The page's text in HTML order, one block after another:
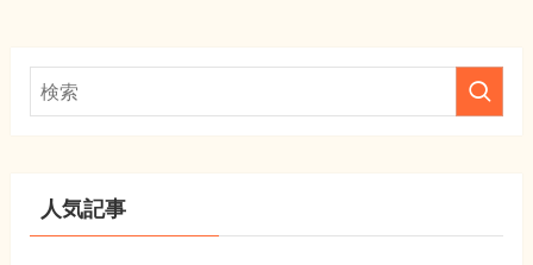
人気記事